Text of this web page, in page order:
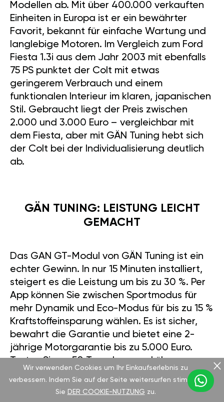
Modellen ab. Mit über 400.000 verkauften
Einheiten in Europa ist er ein bewährter
Favorit, bekannt für einfache Wartung und
langlebige Motoren. Im Vergleich zum Ford
Fiesta 1.3i aus dem Jahr 2003 mit ebenfalls
75 PS punktet der Colt mit etwas
geringerem Verbrauch und einem
funktionalen Interieur im klaren, japanischen
Stil. Gebraucht liegt der Preis zwischen
2.000 und 3.000 Euro – vergleichbar mit
dem Fiesta, aber mit GÄN Tuning hebt sich
der Colt bei der Individualisierung deutlich
ab.
GÄN TUNING: LEISTUNG LEICHT
GEMACHT
Das GAN GT-Modul von GÄN Tuning ist ein
echter Gewinn. In nur 15 Minuten installiert,
steigert es die Leistung um bis zu 30 %. Per
App können Sie zwischen Sportmodus für
mehr Dynamik und Eco-Modus für bis zu 15 %
Kraftstoffeinsparung wählen. Es ist sicher,
bewahrt die Garantie und bietet eine 2-
jährige Motorgarantie bis zu 5.000 Euro.
Testen Sie es 50 Tage lang und überzeugen
Wir verwenden Cookies um Ihr Einkaufserlebnis zu
verbessern. Indem Sie auf der Seite weitersurfen stimmen
Sie DER COOKIE-NUTZUNG zu.